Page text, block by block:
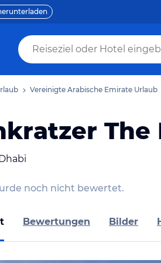
Vereinigte Arabische Emirate Urlaub
The
noch nicht bewertet.
Bewertungen Bilder